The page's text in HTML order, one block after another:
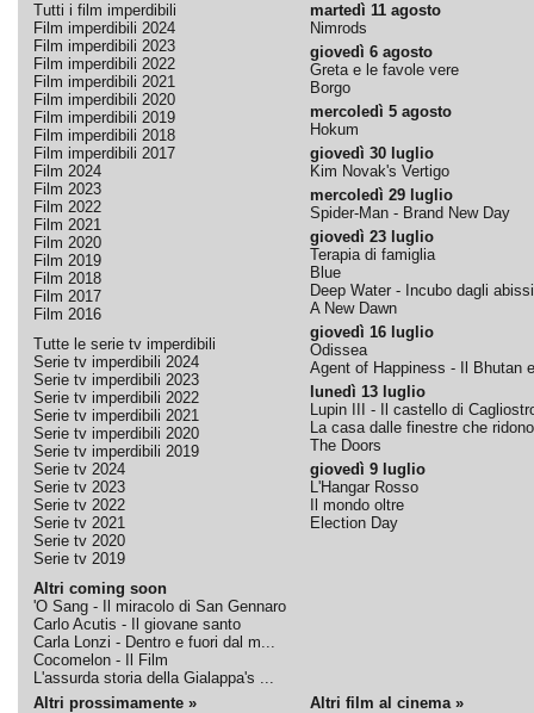
Tutti i film imperdibili
Film imperdibili 2024
Film imperdibili 2023
Film imperdibili 2022
Film imperdibili 2021
Film imperdibili 2020
Film imperdibili 2019
Film imperdibili 2018
Film imperdibili 2017
Film 2024
Film 2023
Film 2022
Film 2021
Film 2020
Film 2019
Film 2018
Film 2017
Film 2016
Tutte le serie tv imperdibili
Serie tv imperdibili 2024
Serie tv imperdibili 2023
Serie tv imperdibili 2022
Serie tv imperdibili 2021
Serie tv imperdibili 2020
Serie tv imperdibili 2019
Serie tv 2024
Serie tv 2023
Serie tv 2022
Serie tv 2021
Serie tv 2020
Serie tv 2019
Altri coming soon
'O Sang - Il miracolo di San Gennaro
Carlo Acutis - Il giovane santo
Carla Lonzi - Dentro e fuori dal m...
Cocomelon - Il Film
L'assurda storia della Gialappa's ...
martedì 11 agosto
Nimrods
giovedì 6 agosto
Greta e le favole vere
Borgo
mercoledì 5 agosto
Hokum
giovedì 30 luglio
Kim Novak's Vertigo
mercoledì 29 luglio
Spider-Man - Brand New Day
giovedì 23 luglio
Terapia di famiglia
Blue
Deep Water - Incubo dagli abissi
A New Dawn
giovedì 16 luglio
Odissea
Agent of Happiness - Il Bhutan
lunedì 13 luglio
Lupin III - Il castello di
La casa dalle finestre che ridono
The Doors
giovedì 9 luglio
L'Hangar Rosso
Il mondo oltre
Election Day
Altri prossimamente » Altri film al cinema »